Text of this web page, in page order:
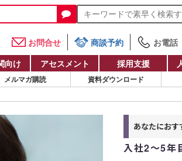
お問合せ 商談予約
お電話
向け アセスメント 採用支援
メルマガ購読 資料ダウンロード
あなたにお
入社2～5年